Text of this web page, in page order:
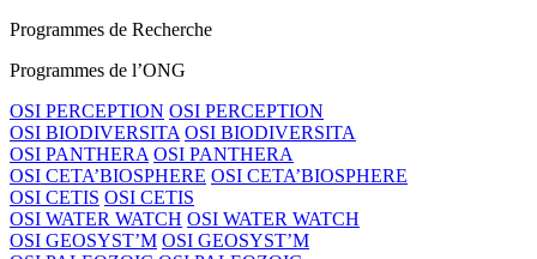
Programmes de Recherche
Programmes de l’ONG
OSI PERCEPTION OSI PERCEPTION
OSI BIODIVERSITA OSI BIODIVERSITA
OSI PANTHERA OSI PANTHERA
OSI CETA’BIOSPHERE OSI CETA’BIOSPHERE
OSI CETIS OSI CETIS
OSI WATER WATCH OSI WATER WATCH
OSI GEOSYST’M OSI GEOSYST’M